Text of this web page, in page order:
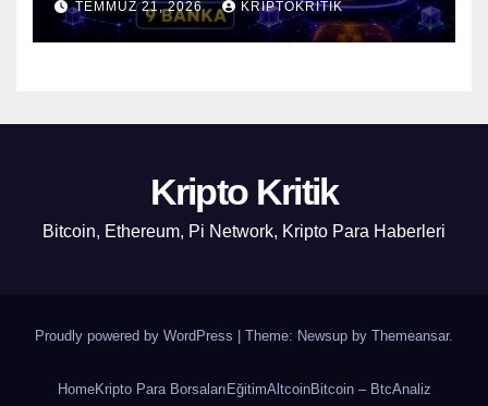
Başlıyor
TEMMUZ 21, 2026 KRIPTOKRITIK
Kripto Kritik
Bitcoin, Ethereum, Pi Network, Kripto Para Haberleri
Proudly powered by WordPress Theme: Newsup by Themeansar.
HomeKripto Para BorsalarıEğitimAltcoinBitcoin – BtcAnaliz